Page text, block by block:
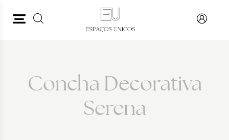
Concha Decorativa
Serena
PESQUISAR